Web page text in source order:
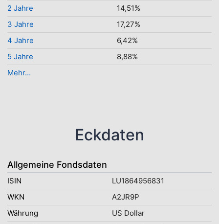
2 Jahre
14,51%
3 Jahre
17,27%
4 Jahre
6,42%
5 Jahre
8,88%
Mehr...
Eckdaten
Allgemeine Fondsdaten
ISIN
LU1864956831
WKN
A2JR9P
Währung
US Dollar